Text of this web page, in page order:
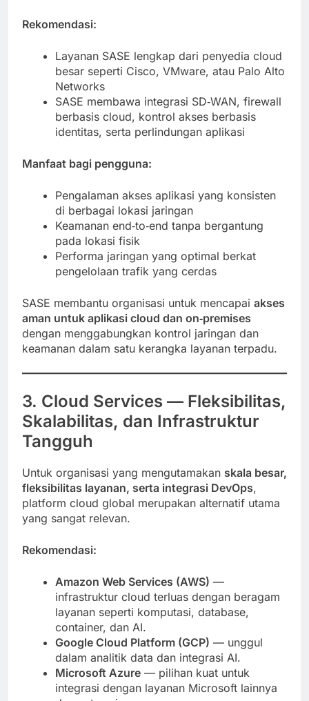
Rekomendasi:
Layanan SASE lengkap dari penyedia cloud
besar seperti Cisco, VMware, atau Palo Alto
Networks
SASE membawa integrasi SD‑WAN, firewall
berbasis cloud, kontrol akses berbasis
identitas, serta perlindungan aplikasi
Manfaat bagi pengguna:
Pengalaman akses aplikasi yang konsisten
di berbagai lokasi jaringan
Keamanan end‑to‑end tanpa bergantung
pada lokasi fisik
Performa jaringan yang optimal berkat
pengelolaan trafik yang cerdas
SASE membantu organisasi untuk mencapai akses
aman untuk aplikasi cloud dan on‑premises
dengan menggabungkan kontrol jaringan dan
keamanan dalam satu kerangka layanan terpadu.
3. Cloud Services — Fleksibilitas,
Skalabilitas, dan Infrastruktur
Tangguh
Untuk organisasi yang mengutamakan skala besar,
fleksibilitas layanan, serta integrasi DevOps,
platform cloud global merupakan alternatif utama
yang sangat relevan.
Rekomendasi:
Amazon Web Services (AWS) —
infrastruktur cloud terluas dengan beragam
layanan seperti komputasi, database,
container, dan AI.
Google Cloud Platform (GCP) — unggul
dalam analitik data dan integrasi AI.
Microsoft Azure — pilihan kuat untuk
integrasi dengan layanan Microsoft lainnya